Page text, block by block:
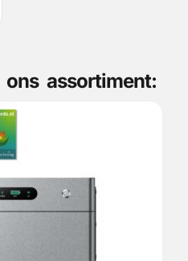
assortiment: